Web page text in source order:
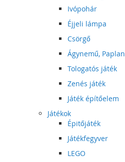
Ivópohár
Éjjeli lámpa
Csörgő
Ágynemű, Paplan
Tologatós játék
Zenés játék
Játék építőelem
Játékok
Épitőjáték
Játékfegyver
LEGO